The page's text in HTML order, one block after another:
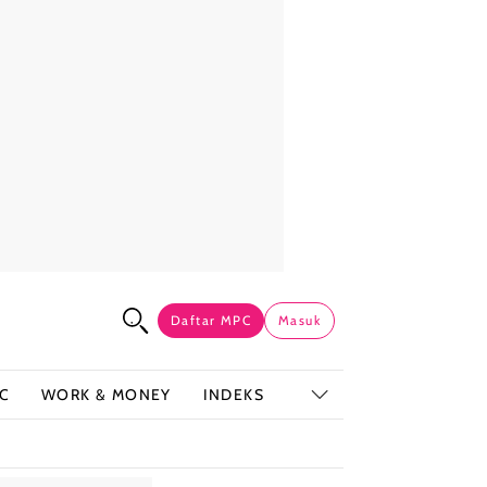
Daftar MPC Masuk
WORK & MONEY INDEKS